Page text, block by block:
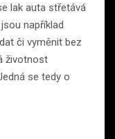
lak auta střetává
například
či vyměnit bez
životnost
se tedy o